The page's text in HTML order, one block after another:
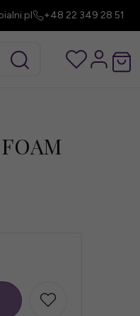
+48 22 349 28 51